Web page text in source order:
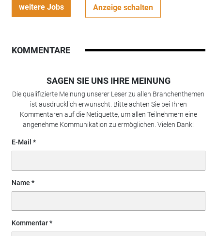
weitere Jobs Anzeige schalten
KOMMENTARE
SAGEN SIE UNS IHRE MEINUNG
Die qualifizierte Meinung unserer Leser zu allen Branchenthemen
ist ausdrücklich erwünscht. Bitte achten Sie bei Ihren
Kommentaren auf die Netiquette, um allen Teilnehmern eine
angenehme Kommunikation zu ermöglichen. Vielen Dank!
E-Mail
Name
Kommentar